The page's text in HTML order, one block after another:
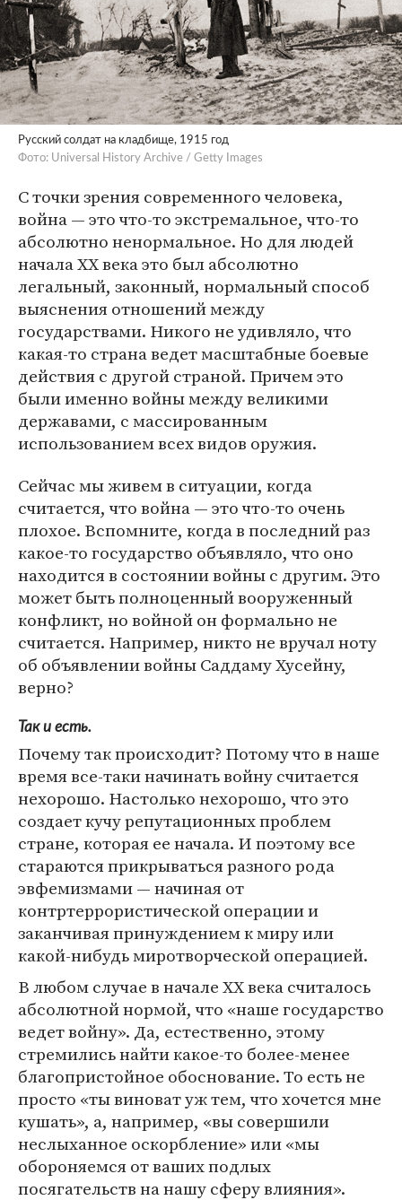
Русский солдат на кладбище, 1915 год
Фото: Universal History Archive / Getty Images
С точки зрения современного человека,
война — это что-то экстремальное, что-то
абсолютно ненормальное. Но для людей
начала XX века это был абсолютно
легальный, законный, нормальный способ
выяснения отношений между
государствами. Никого не удивляло, что
какая-то страна ведет масштабные боевые
действия с другой страной. Причем это
были именно войны между великими
державами, с массированным
использованием всех видов оружия.
Сейчас мы живем в ситуации, когда
считается, что война — это что-то очень
плохое. Вспомните, когда в последний раз
какое-то государство объявляло, что оно
находится в состоянии войны с другим. Это
может быть полноценный вооруженный
конфликт, но войной он формально не
считается. Например, никто не вручал ноту
об объявлении войны Саддаму Хусейну,
верно?
Так и есть.
Почему так происходит? Потому что в наше
время все-таки начинать войну считается
нехорошо. Настолько нехорошо, что это
создает кучу репутационных проблем
стране, которая ее начала. И поэтому все
стараются прикрываться разного рода
эвфемизмами — начиная от
контртеррористической операции и
заканчивая принуждением к миру или
какой-нибудь миротворческой операцией.
В любом случае в начале XX века считалось
абсолютной нормой, что «наше государство
ведет войну». Да, естественно, этому
стремились найти какое-то более-менее
благопристойное обоснование. То есть не
просто «ты виноват уж тем, что хочется мне
кушать», а, например, «вы совершили
неслыханное оскорбление» или «мы
обороняемся от ваших подлых
посягательств на нашу сферу влияния».